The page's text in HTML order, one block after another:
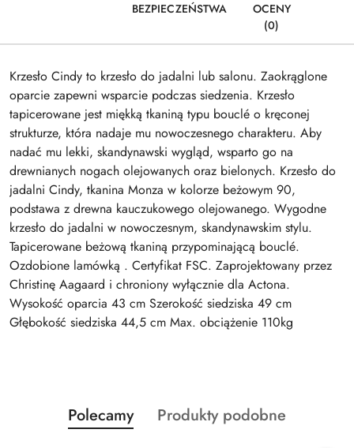
BEZPIECZEŃSTWA
OCENY
(0)
Krzesło Cindy to krzesło do jadalni lub salonu. Zaokrąglone
oparcie zapewni wsparcie podczas siedzenia. Krzesło
tapicerowane jest miękką tkaniną typu bouclé o kręconej
strukturze, która nadaje mu nowoczesnego charakteru. Aby
nadać mu lekki, skandynawski wygląd, wsparto go na
drewnianych nogach olejowanych oraz bielonych. Krzesło do
jadalni Cindy, tkanina Monza w kolorze beżowym 90,
podstawa z drewna kauczukowego olejowanego. Wygodne
krzesło do jadalni w nowoczesnym, skandynawskim stylu.
Tapicerowane beżową tkaniną przypominającą bouclé.
Ozdobione lamówką . Certyfikat FSC. Zaprojektowany przez
Christinę Aagaard i chroniony wyłącznie dla Actona.
Wysokość oparcia 43 cm Szerokość siedziska 49 cm
Głębokość siedziska 44,5 cm Max. obciążenie 110kg
Pomiń karuzelę produktów
Produkty
o
Polecamy
Produkty
Produkty podobne